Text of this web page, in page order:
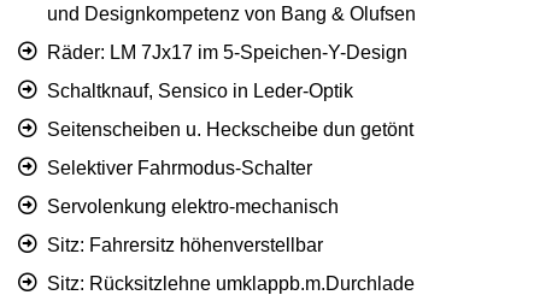
und Designkompetenz von Bang & Olufsen
Räder: LM 7Jx17 im 5-Speichen-Y-Design
Schaltknauf, Sensico in Leder-Optik
Seitenscheiben u. Heckscheibe dun getönt
Selektiver Fahrmodus-Schalter
Servolenkung elektro-mechanisch
Sitz: Fahrersitz höhenverstellbar
Sitz: Rücksitzlehne umklappb.m.Durchlade